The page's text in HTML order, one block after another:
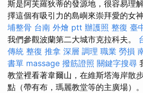
斯是阿芙羅狄蒂的發源地，很容易理
擇這個有吸引力的島嶼來崇拜愛的女
埔整骨 台南 外燴 ptt 辦護照 整復 臺
我們參觀波蘭第二大城市克拉科夫。
傳統 整復 推拿 深層 調理 職業 勞損
書單 massage 撥筋證照 關鍵字搜尋
教堂裡看著韋爾山，在維斯塔海岸散
點（帶有布，瑪麗教堂等的主廣場）